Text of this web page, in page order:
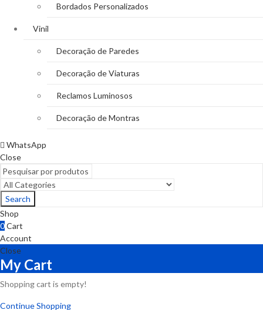
Bordados Personalizados
Vinil
Decoração de Paredes
Decoração de Viaturas
Reclamos Luminosos
Decoração de Montras
WhatsApp
Close
Search
Shop
0Cart
Account
Close
My Cart
Shopping cart is empty!
Continue Shopping